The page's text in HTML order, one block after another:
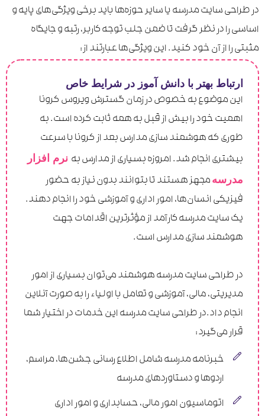
در طراحی سایت مدرسه یا سایر حوزه‌ها باید برخی ویژگی‌های پایه و
اساسی را در نظر گرفت تا ضمن جلب توجه کاربر، رتبه و جایگاه
مثبتی را از آن خود کنید. این ویژگی‌ها عبارتند از:
ارتباط بهتر با دانش آموز در شرایط خاص
این موضوع به خصوص در زمان گسترش ویروس کرونا
اهمیت خود را بیش از قبل به همه ثابت کرده است. به
طوری که هوشمند ‌سازی مدارس بعد از کرونا با سرعت
بیشتری انجام شد. امروزه بسیاری از مدارس به نرم ‌افزار
مدرسه مجهز هستند تا بتوانند بدون نیاز به حضور
فیزیکی انسان‌ها، امور اداری و آموزشی خود را انجام دهند.
یک سایت مدرسه کارآمد از مؤثر‌ترین اقدامات جهت
هوشمند ‌سازی مدارس است.
در طراحی سایت مدرسه هوشمند می‌توان بسیاری از امور
مدیریتی، مالی، آموزشی و تعامل با اولیاء را به صورت آنلاین
انجام داد.در طراحی سایت مدرسه این خدمات در اختیار شما
قرار می‌گیرد:
خبر‌نامه مدرسه شامل اطلاع ‌رسانی جشن‌ها، مراسم،
اردو‌ها و دستاورد‌های مدرسه
اتوماسیون امور مالی، حسابداری و امور اداری